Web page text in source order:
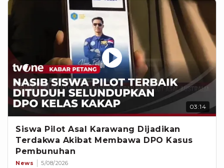
03:14
Siswa Pilot Asal Karawang Dijadikan
Terdakwa Akibat Membawa DPO Kasus
Pembunuhan
News 5/08/2026